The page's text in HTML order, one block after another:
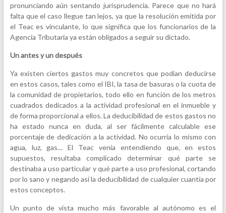
pronunciando aún sentando jurisprudencia. Parece que no hará
falta que el caso llegue tan lejos, ya que la resolución emitida por
el Teac es vinculante, lo que significa que los funcionarios de la
Agencia Tributaria ya están obligados a seguir su dictado.
Un antes y un después
Ya existen ciertos gastos muy concretos que podían deducirse
en estos casos, tales como el IBI, la tasa de basuras o la cuota de
la comunidad de propietarios, todo ello en función de los metros
cuadrados dedicados a la actividad profesional en el inmueble y
de forma proporcional a ellos. La deducibilidad de estos gastos no
ha estado nunca en duda, al ser fácilmente calculable ese
porcentaje de dedicación a la actividad. No ocurría lo mismo con
agua, luz, gas… El Teac venía entendiendo que, en estos
supuestos, resultaba complicado determinar qué parte se
destinaba a uso particular y qué parte a uso profesional, cortando
por lo sano y negando así la deducibilidad de cualquier cuantía por
estos conceptos.
Un punto de vista mucho más favorable al autónomo es el